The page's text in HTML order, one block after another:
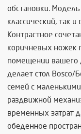
обстановки.
классический, так
Контрастное
коричневых ножек
помещении вашего
делает стол
семей с
раздвижной
временных затрат
обеденное